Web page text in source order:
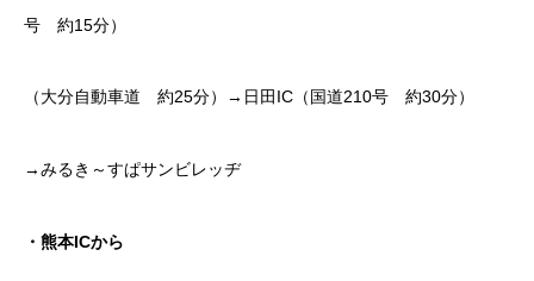
号 約15分）
（大分自動車道 約25分）→日田IC（国道210号 約30分）
→みるき～すぱサンビレッヂ
・熊本ICから